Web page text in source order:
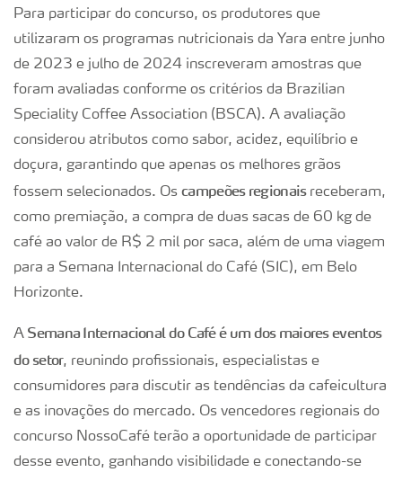
Para participar do concurso, os produtores que
utilizaram os programas nutricionais da Yara entre junho
de 2023 e julho de 2024 inscreveram amostras que
foram avaliadas conforme os critérios da Brazilian
Speciality Coffee Association (BSCA). A avaliação
considerou atributos como sabor, acidez, equilíbrio e
doçura, garantindo que apenas os melhores grãos
fossem selecionados. Os campeões regionaisreceberam,
como premiação, a compra de duas sacas de 60 kg de
café ao valor de R$ 2 mil por saca, além de uma viagem
para a Semana Internacional do Café (SIC), em Belo
Horizonte​.
A Semana Internacional do Café é um dos maiores eventos
do setor, reunindo profissionais, especialistas e
consumidores para discutir as tendências da cafeicultura
e as inovações do mercado. Os vencedores regionais do
concurso NossoCafé terão a oportunidade de participar
desse evento, ganhando visibilidade e conectando-se